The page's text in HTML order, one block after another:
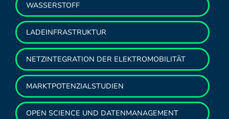
WASSERSTOFF
LADEINFRASTRUKTUR
NETZINTEGRATION DER ELEKTROMOBILITÄT
MARKTPOTENZIALSTUDIEN
OPEN SCIENCE UND DATENMANAGEMENT